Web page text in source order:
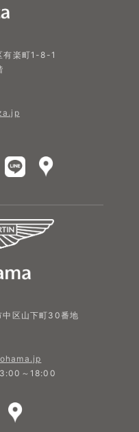
有楽町1-8-1
区山下町30番地
～18:00